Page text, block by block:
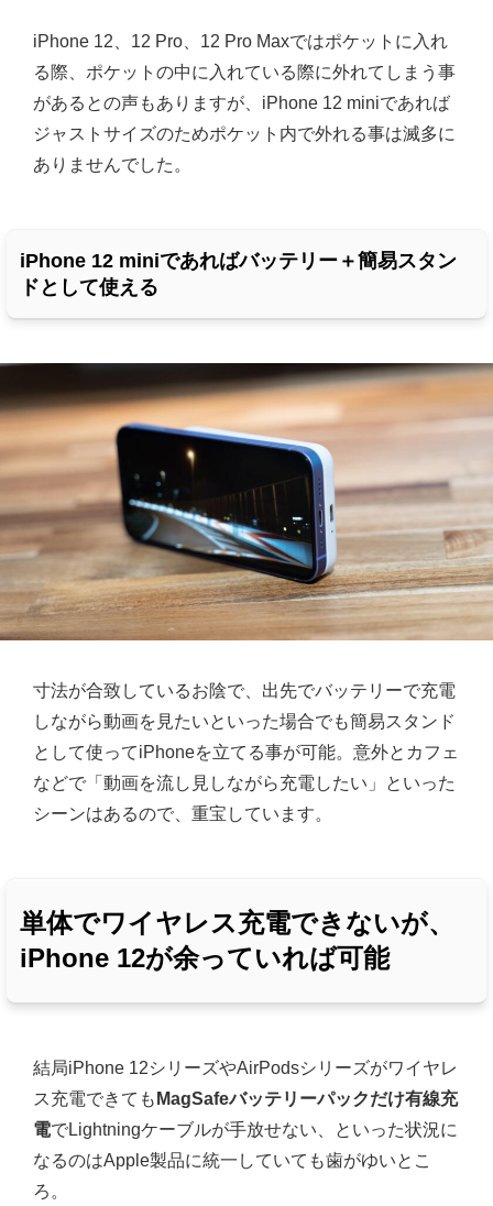
iPhone 12、12 Pro、12 Pro Maxではポケットに入れ
る際、ポケットの中に入れている際に外れてしまう事
があるとの声もありますが、iPhone 12 miniであれば
ジャストサイズのためポケット内で外れる事は滅多に
ありませんでした。
iPhone 12 miniであればバッテリー＋簡易スタン
ドとして使える
寸法が合致しているお陰で、出先でバッテリーで充電
しながら動画を見たいといった場合でも簡易スタンド
として使ってiPhoneを立てる事が可能。意外とカフェ
などで「動画を流し見しながら充電したい」といった
シーンはあるので、重宝しています。
単体でワイヤレス充電できないが、
iPhone 12が余っていれば可能
結局iPhone 12シリーズやAirPodsシリーズがワイヤレ
ス充電できても MagSafeバッテリーパックだけ有線充
電でLightningケーブルが手放せない、といった状況に
なるのはApple製品に統一していても歯がゆいとこ
ろ。